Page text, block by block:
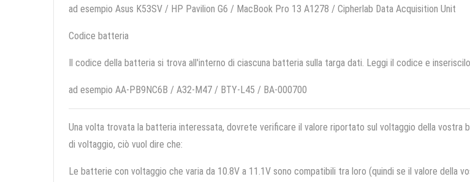
ad esempio Asus K53SV / HP Pavilion G6 / MacBook Pro 13 A1278 / Cipherlab Data Acquisition Unit
Codice batteria
Il codice della batteria si trova all'interno di ciascuna batteria sulla targa dati. Leggi il codice e
ad esempio AA-PB9NC6B / A32-M47 / BTY-L45 / BA-000700
Una volta trovata la batteria interessata, dovrete verificare il valore riportato sul voltaggio della vostra
di voltaggio, ciò vuol dire che:
Le batterie con voltaggio che varia da 10.8V a 11.1V sono compatibili tra loro (quindi se il valore